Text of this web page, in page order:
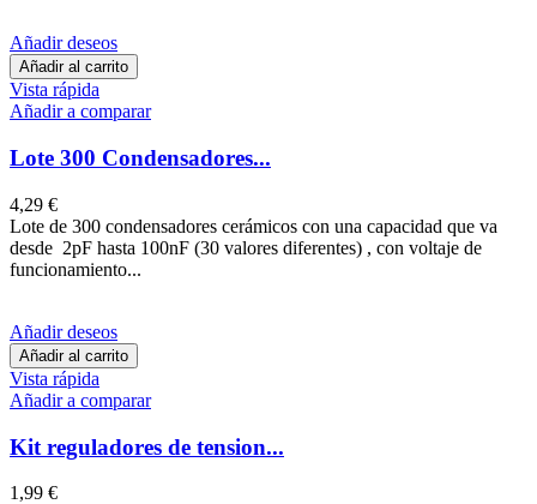
Añadir deseos
Añadir al carrito
Vista rápida
Añadir a comparar
Lote 300 Condensadores...
4,29 €
Lote de 300 condensadores cerámicos con una capacidad que va
desde 2pF hasta 100nF (30 valores diferentes) , con voltaje de
funcionamiento...
Añadir deseos
Añadir al carrito
Vista rápida
Añadir a comparar
Kit reguladores de tension...
1,99 €